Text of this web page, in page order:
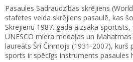
Pasaules Sadraudzības skrējiens
stafetes veida skrējiens pasaulē, kas
Skrējienu 1987. gadā aizsāka
UNESCO miera medaļas un
laureāts Šrī Činmojs (1931-2007), kurš
sports ir spēcīgs instruments pasaules